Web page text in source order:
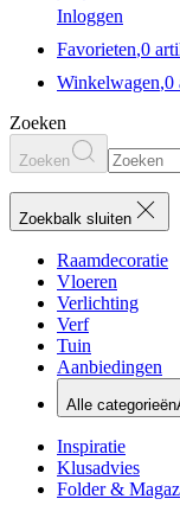
Inloggen
Favorieten,0
Winkelwagen,0
Zoeken
Zoeken
Zoekbalk sluiten
Raamdecoratie
Vloeren
Verlichting
Verf
Tuin
Aanbiedingen
Alle categorieën
Inspiratie
Klusadvies
Folder &